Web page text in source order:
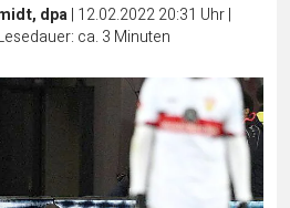
dpa| 12.02.2022 20:31 Uhr|
ca. 3 Minuten